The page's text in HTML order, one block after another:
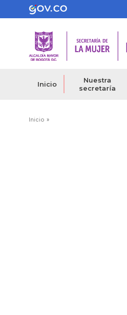
al
contenido
Inicio
Nuestra
secretaría
Ruta
Inicio